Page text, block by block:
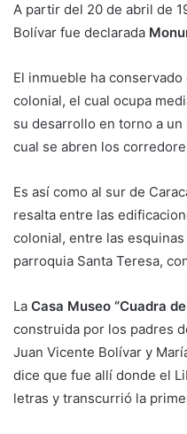
A partir del 20 de abril de
Bolívar fue declarada
El inmueble ha
colonial, el cual ocupa
su desarrollo en torno a
cual se abren los
Es así como al sur de
resalta entre las
colonial, entre las
parroquia Santa Teresa,
La Casa Museo “Cuadra
construida por los padres
Juan Vicente Bolívar y
dice que fue allí donde el
letras y transcurrió la